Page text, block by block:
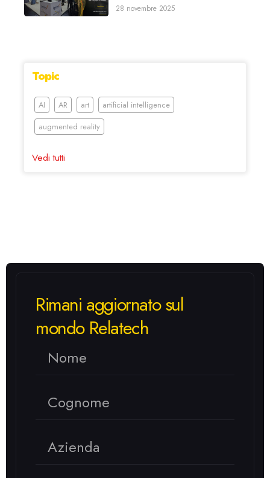
28 novembre 2025
Topic
AI AR art
artificial intelligence
augmented reality
Vedi tutti